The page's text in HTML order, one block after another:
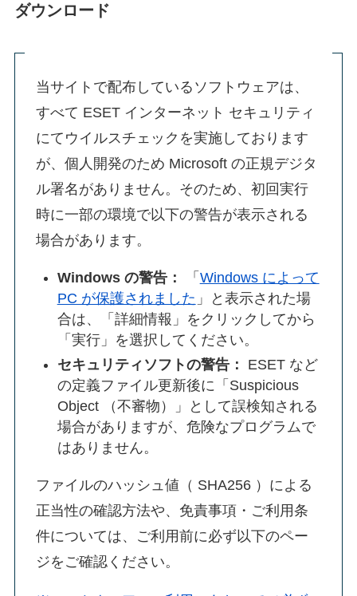
ダウンロード
当サイトで配布しているソフトウェアは、
すべて ESET インターネット セキュリティ
にてウイルスチェックを実施しております
が、個人開発のため Microsoft の正規デジタ
ル署名がありません。そのため、初回実行
時に一部の環境で以下の警告が表示される
場合があります。
Windows の警告： 「 Windows によって
PC が保護されました 」と表示された場
合は、「詳細情報」をクリックしてから
「実行」を選択してください。
セキュリティソフトの警告：
ESET など
の定義ファイル更新後に「Suspicious
Object （不審物）」として誤検知される
場合がありますが、危険なプログラムで
はありません。
ファイルのハッシュ値（ SHA256 ）による
正当性の確認方法や、免責事項・ご利用条
件については、ご利用前に必ず以下のペー
ジをご確認ください。